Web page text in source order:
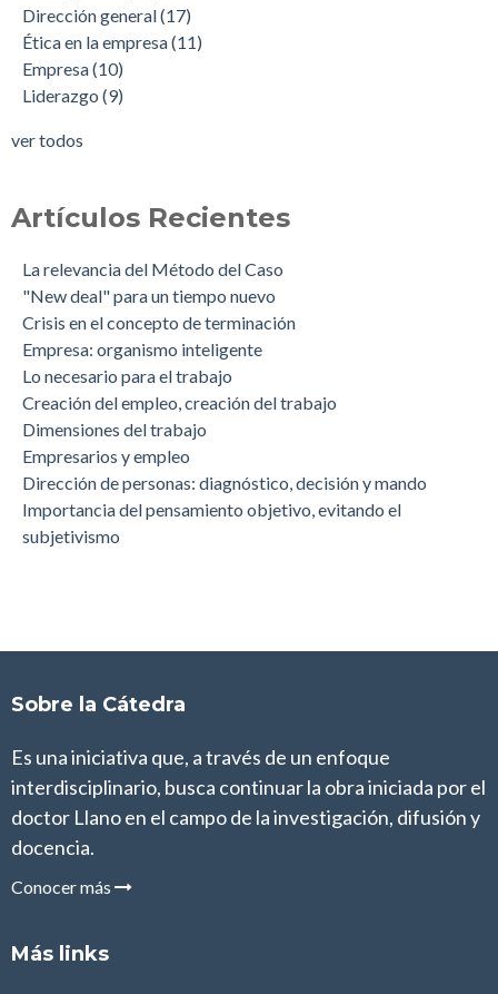
Dirección general(17)
Ética en la empresa(11)
Empresa(10)
Liderazgo (9)
ver todos
Artículos Recientes
La relevancia del Método del Caso
"New deal" para un tiempo nuevo
Crisis en el concepto de terminación
Empresa: organismo inteligente
Lo necesario para el trabajo
Creación del empleo, creación del trabajo
Dimensiones del trabajo
Empresarios y empleo
Dirección de personas: diagnóstico, decisión y mando
Importancia del pensamiento objetivo, evitando el
subjetivismo
Sobre la Cátedra
Es una iniciativa que, a través de un enfoque
interdisciplinario, busca continuar la obra iniciada por el
doctor Llano en el campo de la investigación, difusión y
docencia.
Conocer más
Más links